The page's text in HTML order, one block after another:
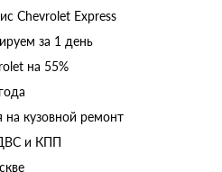
Chevrolet Express
за 1 день
на 55%
на кузовной ремонт
и КПП